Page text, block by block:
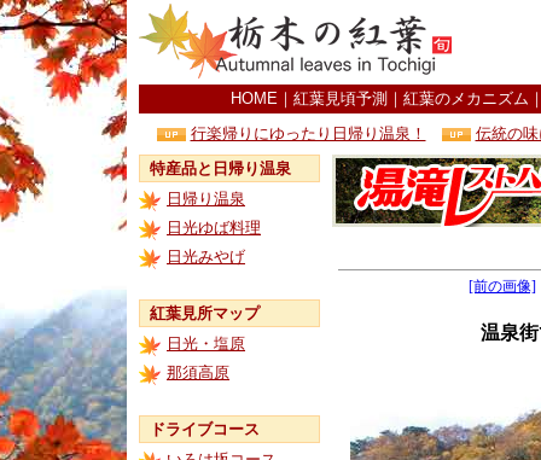
HOME ｜ 紅葉見頃予測 ｜ 紅葉のメカニズム
行楽帰りにゆったり日帰り温泉！
伝統の
特産品と日帰り温泉
日帰り温泉
日光ゆば料理
日光みやげ
紅葉見所マップ
日光・塩原
那須高原
ドライブコース
[前の画像]
温泉